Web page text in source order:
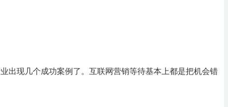
出现几个成功案例了。互联网营销等待基本上都是把机会错